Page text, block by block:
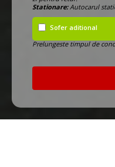
Stationare:Autocarul
Sofer aditional
Prelungeste timpul de